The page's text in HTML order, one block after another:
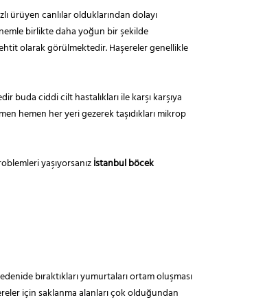
ürüyen canlılar olduklarından dolayı
birlikte daha yoğun bir şekilde
olarak görülmektedir. Haşereler genellikle
buda ciddi cilt hastalıkları ile karşı karşıya
hemen her yeri gezerek taşıdıkları mikrop
yaşıyorsanızİstanbul böcek
bıraktıkları yumurtaları ortam oluşması
için saklanma alanları çok olduğundan